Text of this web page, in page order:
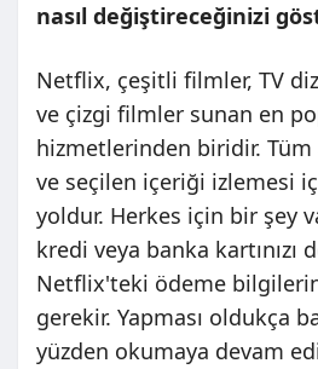
nasıl değiştireceğinizi
Netflix, çeşitli filmler, TV
ve çizgi filmler sunan en
hizmetlerinden biridir.
ve seçilen içeriği izlemesi
yoldur. Herkes için bir şey
kredi veya banka kartınızı
Netflix'teki ödeme
gerekir. Yapması oldukça
yüzden okumaya devam